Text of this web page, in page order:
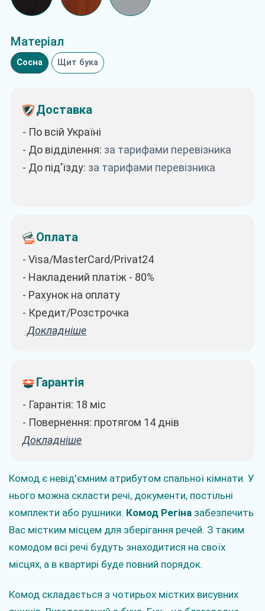
Матеріал
Сосна Щит бука
Доставка
- По всій Україні
- До відділення: за тарифами перевізника
- До під'їзду: за тарифами перевізника
Оплата
- Visa/MasterCard/Privat24
- Накладений платіж - 80%
- Рахунок на оплату
- Кредит/Розстрочка
Докладніше
Гарантія
- Гарантія: 18 міс
- Повернення: протягом 14 днів
Докладніше
Комод є невід'ємним атрибутом спальної кімнати. У
нього можна скласти речі, документи, постільні
комплекти або рушники. Комод Регіна забезпечить
Вас містким місцем для зберігання речей. З таким
комодом всі речі будуть знаходитися на своїх
місцях, а в квартирі буде повний порядок.
Комод складається з чотирьох містких висувних